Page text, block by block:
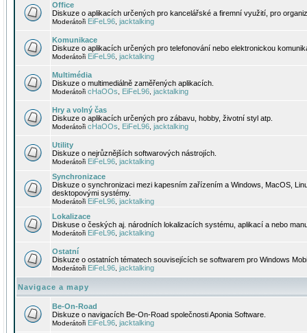
Office
Diskuze o aplikacích určených pro kancelářské a firemní využití, pro
Moderátoři EiFeL96 jacktalking
Komunikace
Diskuze o aplikacích určených pro telefonování nebo elektronickou
Moderátoři EiFeL96 jacktalking
Multimédia
Diskuze o multimediálně zaměřených aplikacích.
Moderátoři cHaOOs EiFeL96 jacktalking
Hry a volný čas
Diskuze o aplikacích určených pro zábavu, hobby, životní styl atp.
Moderátoři cHaOOs EiFeL96 jacktalking
Utility
Diskuze o nejrůznějších softwarových nástrojích.
Moderátoři EiFeL96 jacktalking
Synchronizace
Diskuze o synchronizaci mezi kapesním zařízením a Windows, MacOS,
desktopovými systémy.
Moderátoři EiFeL96 jacktalking
Lokalizace
Diskuse o českých aj. národních lokalizacích systému, aplikací a nebo
Moderátoři EiFeL96 jacktalking
Ostatní
Diskuze o ostatních tématech souvisejících se softwarem pro Windows
Moderátoři EiFeL96 jacktalking
Navigace a mapy
Be-On-Road
Diskuze o navigacích Be-On-Road společnosti Aponia Software.
Moderátoři EiFeL96 jacktalking